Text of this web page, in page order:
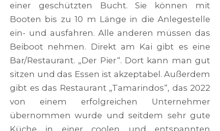
einer geschützten Bucht. Sie können mit
Booten bis zu 10 m Länge in die Anlegestelle
ein- und ausfahren. Alle anderen müssen das
Beiboot nehmen. Direkt am Kai gibt es eine
Bar/Restaurant. „Der Pier“. Dort kann man gut
sitzen und das Essen ist akzeptabel. Außerdem
gibt es das Restaurant „Tamarindos“, das 2022
von einem erfolgreichen Unternehmer
übernommen wurde und seitdem sehr gute